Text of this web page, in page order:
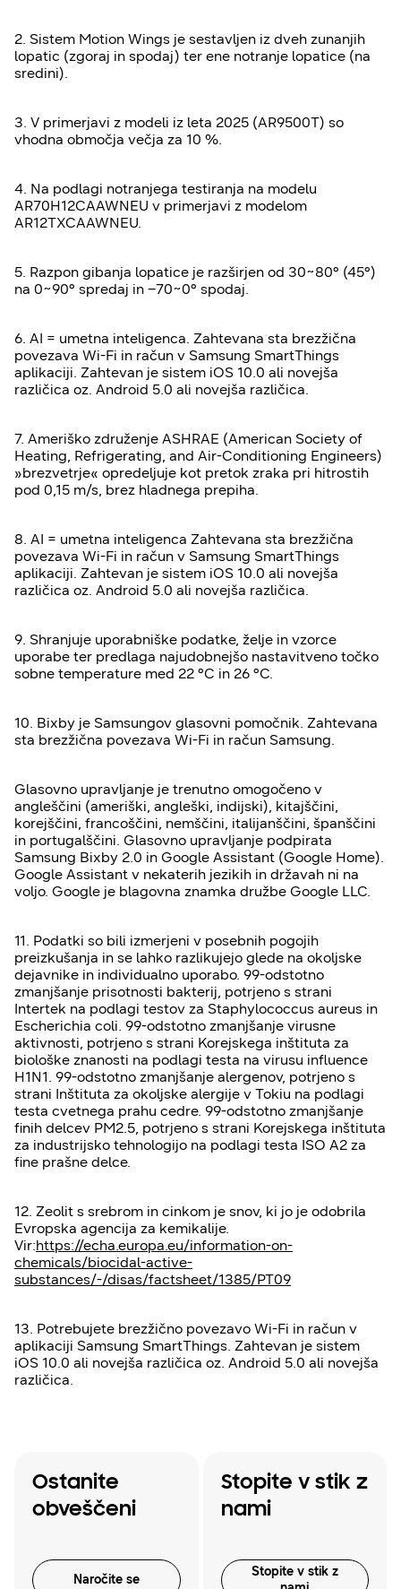
2. Sistem Motion Wings je sestavljen iz dveh zunanjih
lopatic (zgoraj in spodaj) ter ene notranje lopatice (na
sredini).
3. V primerjavi z modeli iz leta 2025 (AR9500T) so
vhodna območja večja za 10 %.
4. Na podlagi notranjega testiranja na modelu
AR70H12CAAWNEU v primerjavi z modelom
AR12TXCAAWNEU.
5. Razpon gibanja lopatice je razširjen od 30~80° (45°)
na 0~90° spredaj in –70~0° spodaj.
6. AI = umetna inteligenca. Zahtevana sta brezžična
povezava Wi-Fi in račun v Samsung SmartThings
aplikaciji. Zahtevan je sistem iOS 10.0 ali novejša
različica oz. Android 5.0 ali novejša različica.
7. Ameriško združenje ASHRAE (American Society of
Heating, Refrigerating, and Air-Conditioning Engineers)
»brezvetrje« opredeljuje kot pretok zraka pri hitrostih
pod 0,15 m/s, brez hladnega prepiha.
8. AI = umetna inteligenca Zahtevana sta brezžična
povezava Wi-Fi in račun v Samsung SmartThings
aplikaciji. Zahtevan je sistem iOS 10.0 ali novejša
različica oz. Android 5.0 ali novejša različica.
9. Shranjuje uporabniške podatke, želje in vzorce
uporabe ter predlaga najudobnejšo nastavitveno točko
sobne temperature med 22 °C in 26 °C.
10. Bixby je Samsungov glasovni pomočnik. Zahtevana
sta brezžična povezava Wi-Fi in račun Samsung.
Glasovno upravljanje je trenutno omogočeno v
angleščini (ameriški, angleški, indijski), kitajščini,
korejščini, francoščini, nemščini, italijanščini, španščini
in portugalščini. Glasovno upravljanje podpirata
Samsung Bixby 2.0 in Google Assistant (Google Home).
Google Assistant v nekaterih jezikih in državah ni na
voljo. Google je blagovna znamka družbe Google LLC.
11. Podatki so bili izmerjeni v posebnih pogojih
preizkušanja in se lahko razlikujejo glede na okoljske
dejavnike in individualno uporabo. 99-odstotno
zmanjšanje prisotnosti bakterij, potrjeno s strani
Intertek na podlagi testov za Staphylococcus aureus in
Escherichia coli. 99-odstotno zmanjšanje virusne
aktivnosti, potrjeno s strani Korejskega inštituta za
biološke znanosti na podlagi testa na virusu influence
H1N1. 99-odstotno zmanjšanje alergenov, potrjeno s
strani Inštituta za okoljske alergije v Tokiu na podlagi
testa cvetnega prahu cedre. 99-odstotno zmanjšanje
finih delcev PM2.5, potrjeno s strani Korejskega inštituta
za industrijsko tehnologijo na podlagi testa ISO A2 za
fine prašne delce.
12. Zeolit s srebrom in cinkom je snov, ki jo je odobrila
Evropska agencija za kemikalije.
Vir:https://echa.europa.eu/information-on-
chemicals/biocidal-active-
substances/-/disas/factsheet/1385/PT09
13. Potrebujete brezžično povezavo Wi-Fi in račun v
aplikaciji Samsung SmartThings. Zahtevan je sistem
iOS 10.0 ali novejša različica oz. Android 5.0 ali novejša
različica.
Ostanite
obveščeni
Naročite se
Stopite v stik z
nami
Stopite v stik z